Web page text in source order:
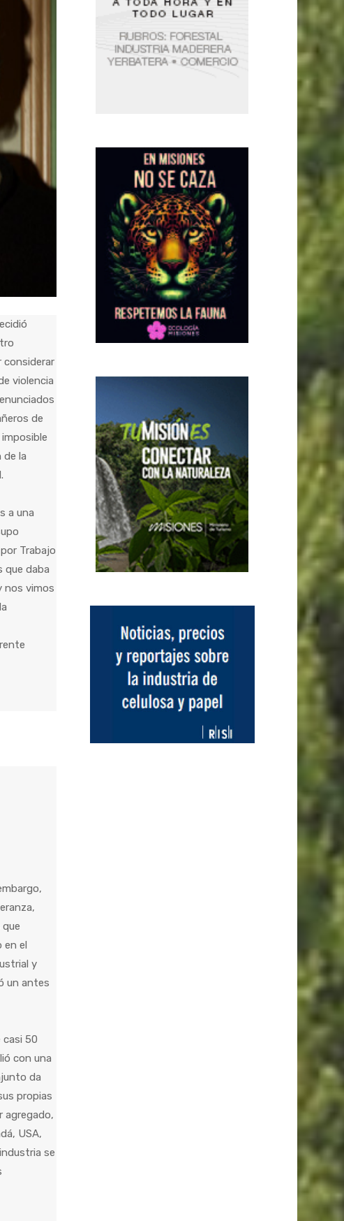
considerar
violencia
de
de la
a una
Trabajo
que daba
nos vimos
en el
y
un antes
casi 50
con una
da
propias
agregado,
USA,
se